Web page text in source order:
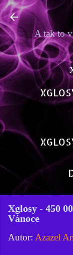
A tak to
Xglosy - 450
Vánoce
Autor: Azazel